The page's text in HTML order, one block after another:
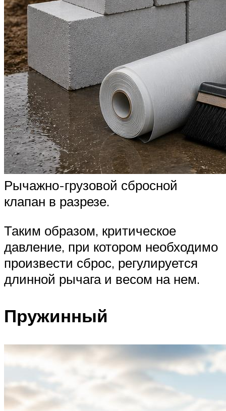
Рычажно-грузовой сбросной
клапан в разрезе.
Таким образом, критическое
давление, при котором необходимо
произвести сброс, регулируется
длинной рычага и весом на нем.
Пружинный